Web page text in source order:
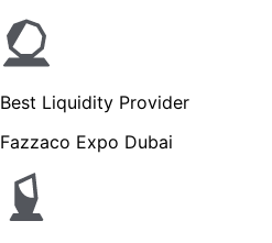
Best Liquidity Provider
Fazzaco Expo Dubai